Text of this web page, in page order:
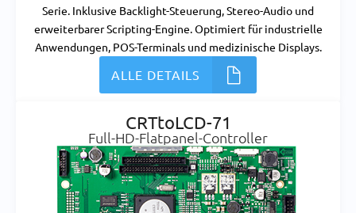
Serie. Inklusive Backlight-Steuerung, Stereo-Audio und
erweiterbarer Scripting-Engine. Optimiert für industrielle
Anwendungen, POS-Terminals und medizinische Displays.
ALLE DETAILS
CRTtoLCD-71
Full-HD-Flatpanel-Controller